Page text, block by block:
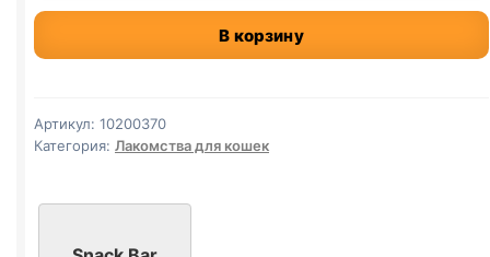
Snack
паштет
ЛОСОСЬ)
поштучно
В корзину
Артикул: 10200370
Категория: Лакомства для кошек